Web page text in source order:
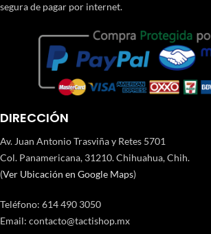
segura de pagar por internet.
DIRECCIÓN
Av. Juan Antonio Trasviña y Retes 5701
Col. Panamericana, 31210. Chihuahua, Chih.
(Ver Ubicación en Google Maps)
Teléfono: 614 490 3050
Email: contacto@tactishop.mx